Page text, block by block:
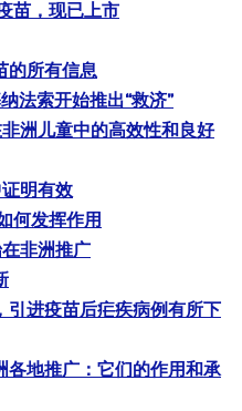
苗，现已上市
的所有信息
法索开始推出“救济”
洲儿童中的高效性和良好
明有效
何发挥作用
非洲推广
引进疫苗后疟疾病例有所下
各地推广：它们的作用和承